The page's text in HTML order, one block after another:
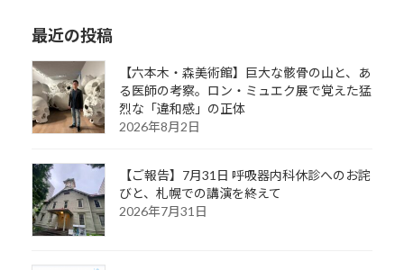
最近の投稿
【六本木・森美術館】巨大な骸骨の山と、あ
る医師の考察。ロン・ミュエク展で覚えた猛
烈な「違和感」の正体
2026年8月2日
【ご報告】7月31日 呼吸器内科休診へのお詫
びと、札幌での講演を終えて
2026年7月31日